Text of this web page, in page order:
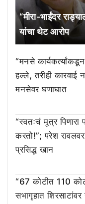
“मीरा-भाईंदर
यांचा थेट आरोप
“मनसे कार्यकर्त्यांकडून
हल्ले, तरीही कारवाई
मनसेवर घणाघात
“स्वतःचं मूत्र पिणारा
करतो!”; परेश
प्रसिद्ध खान
“67 कोटीत 110
सभागृहात